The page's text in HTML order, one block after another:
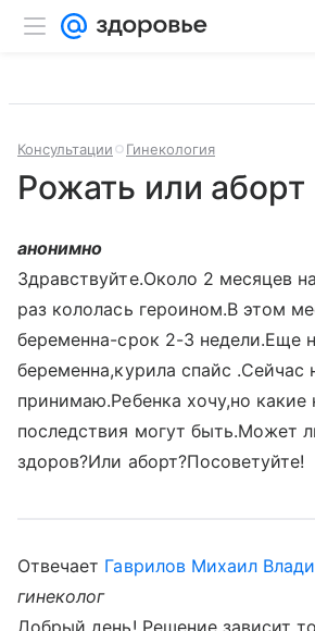
Консультации Гинекология
Рожать или аборт
анонимно
Здравствуйте.Около 2 месяцев
раз кололась героином.В этом
беременна-срок 2-3 недели.Еще
беременна,курила спайс .Сейчас
принимаю.Ребенка хочу,но какие
последствия могут быть.Может
здоров?Или аборт?Посоветуйте!
Отвечает Гаврилов Михаил
гинеколог
Добрый день! Решение зависит